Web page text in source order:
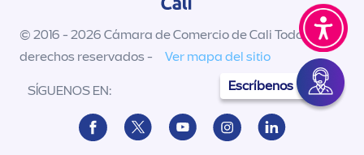
Escríbenos
© 2016 - 2026 Cámara de Comercio de Cali Todos los
derechos reservados -
Ver mapa del sitio
SÍGUENOS EN: